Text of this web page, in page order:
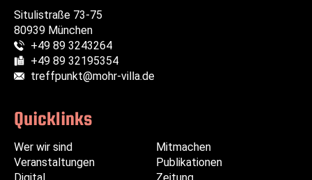
Situlistraße 73-75
80939 München
Telefon:
+49 89 3243264
Fax:
+49 89 32195354
E-Mail:
treffpunkt@mohr-villa.de
Quicklinks
überspringen
Wer wir sind
Veranstaltungenüberspringen
Mitmachen
Publikationen